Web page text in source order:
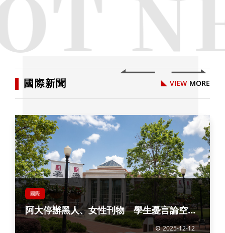
國際新聞 VIEW MORE
國際
阿大停辦黑人、女性刊物 學生憂言論空間
限縮
2025-12-12